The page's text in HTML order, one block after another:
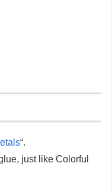
“.
just like Colorful